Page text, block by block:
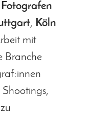
Fotografen
, Köln
mit
Branche
Shootings,